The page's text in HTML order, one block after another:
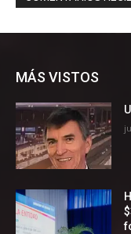
MÁS VISTOS